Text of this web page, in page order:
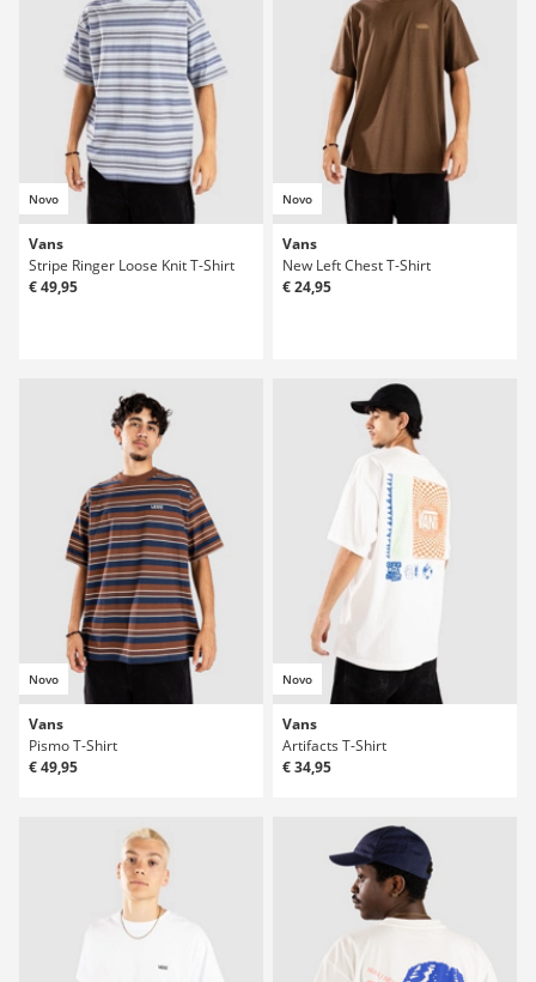
Novo
Vans
Stripe Ringer Loose Knit T-Shirt
€ 49,95
Novo
Vans
New Left Chest T-Shirt
€ 24,95
Novo
Vans
Pismo T-Shirt
€ 49,95
Novo
Vans
Artifacts T-Shirt
€ 34,95